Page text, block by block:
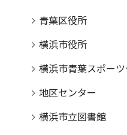
青葉区役所
横浜市役所
横浜市青葉スポーツ
地区センター
横浜市立図書館